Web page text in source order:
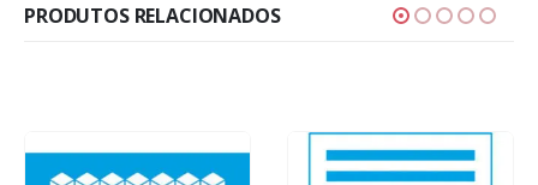
PRODUTOS RELACIONADOS